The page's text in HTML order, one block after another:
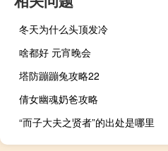
冬天为什么头顶发冷
啥都好 元宵晚会
塔防蹦蹦兔攻略22
倩女幽魂奶爸攻略
“而子大夫之贤者”的出处是哪里